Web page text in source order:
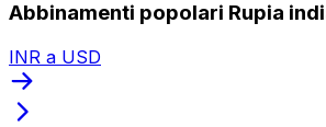
Abbinamenti popolari Rupia
INR a USD